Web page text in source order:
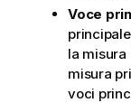
Voce
la misura
misura
voci